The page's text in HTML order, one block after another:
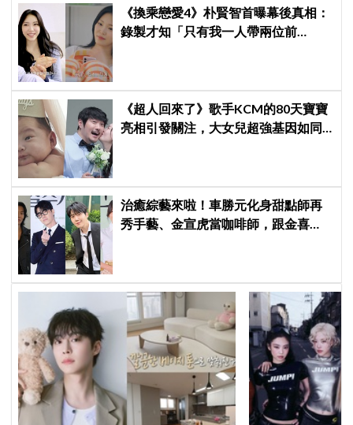
《換乘戀愛4》朴賢智首曝幕後真相：
錄製才知「只有我一人帶兩位前
《超人回來了》歌手KCM的80天寶寶
亮相引發關注，大女兒超強基因如同
治癒綜藝來啦！車勝元化身甜點師再
秀手藝、金宣虎當咖啡師，跟金喜